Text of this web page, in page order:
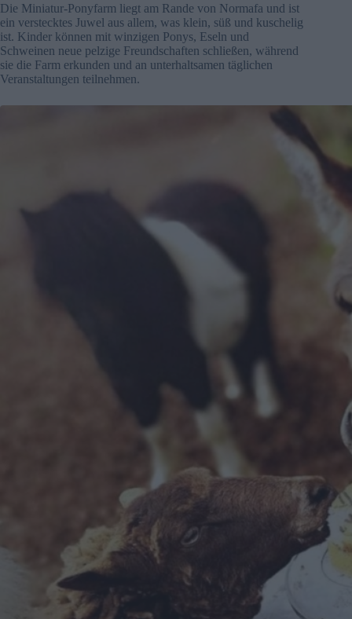
Die Miniatur-Ponyfarm liegt am Rande von Normafa und ist
ein verstecktes Juwel aus allem, was klein, süß und kuschelig
ist. Kinder können mit winzigen Ponys, Eseln und
Schweinen neue pelzige Freundschaften schließen, während
sie die Farm erkunden und an unterhaltsamen täglichen
Veranstaltungen teilnehmen.